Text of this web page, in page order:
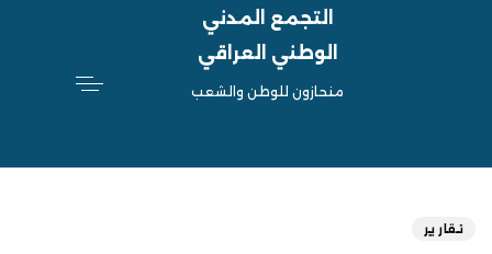
التجمع المدني
الوطني العراقي
منحازون للوطن والشعب
تقارير